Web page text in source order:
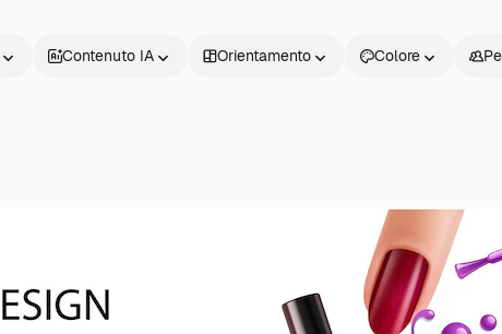
Contenuto IA Orientamento Colore
Inizia